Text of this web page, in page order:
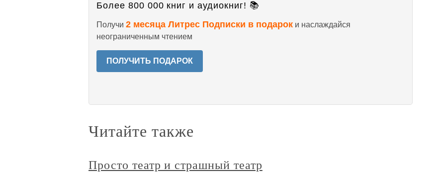
Более 800 000 книг и аудиокниг! 📚
Получи 2 месяца Литрес Подписки в подарок и наслаждайся
неограниченным чтением
ПОЛУЧИТЬ ПОДАРОК
Читайте также
Просто театр и страшный театр